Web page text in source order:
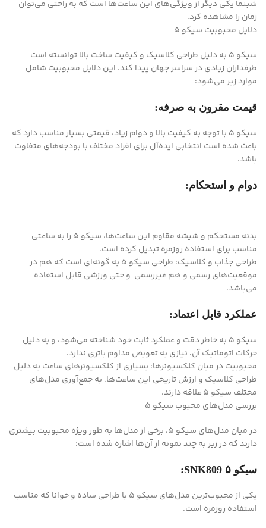
شبنما یکی دیگر از ویژگی‌های این ساعت‌ها است که به راحتی می‌توان
زمان را مشاهده کرد.
دلایل محبوبیت سیکو ۵
سیکو ۵ به دلیل طراحی کلاسیک و کیفیت ساخت بالا توانسته است
طرفداران زیادی در سراسر جهان پیدا کند. این دلایل محبوبیت شامل
موارد زیر می‌شود:
قیمت مقرون به صرفه:
سیکو ۵ با توجه به کیفیت بالا و دوام زیاد، قیمتی بسیار مناسب دارد که
باعث شده است انتخابی ایده‌آل برای افراد مختلف با بودجه‌های متفاوت
باشد.
دوام و استحکام:
بدنه مستحکم و شیشه مقاوم این ساعت‌ها، سیکو ۵ را به ساعتی
مناسب برای استفاده روزمره تبدیل کرده است.
طراحی جذاب و کلاسیک: طراحی سیکو ۵ به گونه‌ای است که هم در
موقعیت‌های رسمی و هم غیررسمی و حتی ورزشی قابل استفاده
می‌باشد.
عملکرد قابل اعتماد:
سیکو ۵ به خاطر دقت و عملکرد ثابت خود شناخته می‌شود، و به دلیل
حرکات اتوماتیک آن، نیازی به تعویض مداوم باتری ندارد.
محبوبیت در میان کلکسیونرها: بسیاری از کلکسیونرهای ساعت به دلیل
طراحی کلاسیک و ارزش تاریخی این ساعت‌ها، به جمع‌آوری مدل‌های
مختلف سیکو ۵ علاقه دارند.
بررسی مدل‌های محبوب سیکو ۵
در میان مدل‌های سیکو ۵، برخی از مدل‌ها به طور ویژه محبوبیت بیشتری
دارند که در زیر به چند نمونه از آن‌ها اشاره شده است:
سیکو ۵ SNK809:
یکی از محبوب‌ترین مدل‌های سیکو ۵ با طراحی ساده و خوانا که مناسب
استفاده روزمره است.